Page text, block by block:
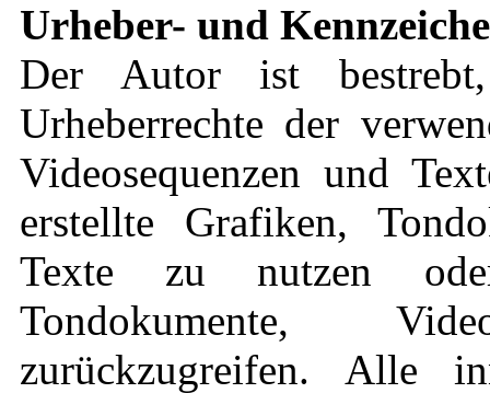
Urheber- und
Der Autor ist
Urheberrechte der
Videosequenzen und
erstellte Grafiken,
Texte zu nutzen
Tondokumente,
zurückzugreifen. Alle